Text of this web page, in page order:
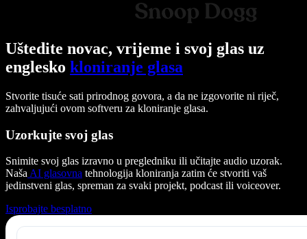
Uštedite novac, vrijeme i svoj glas uz
englesko kloniranje glasa
Stvorite tisuće sati prirodnog govora, a da ne izgovorite ni riječ,
zahvaljujući ovom softveru za kloniranje glasa.
Uzorkujte svoj glas
Snimite svoj glas izravno u pregledniku ili učitajte audio uzorak.
NašaAI glasovna tehnologija kloniranja zatim će stvoriti vaš
jedinstveni glas, spreman za svaki projekt, podcast ili voiceover.
Isprobajte besplatno